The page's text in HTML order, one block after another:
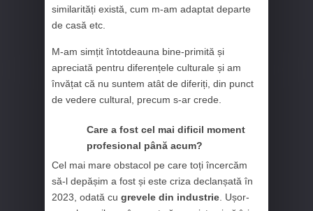
similarități există, cum m-am adaptat departe
de casă etc.
M-am simțit întotdeauna bine-primită și
apreciată pentru diferențele culturale și am
învățat că nu suntem atât de diferiți, din punct
de vedere cultural, precum s-ar crede.
Care a fost cel mai dificil moment
profesional până acum?
Cel mai mare obstacol pe care toți încercăm
să-l depășim a fost și este criza declanșată în
2023, odată cu grevele din industrie . Ușor-